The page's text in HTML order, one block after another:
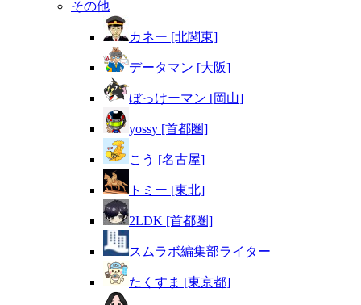
その他
カネー [北関東]
データマン [大阪]
ぼっけーマン [岡山]
yossy [首都圏]
こう [名古屋]
トミー [東北]
2LDK [首都圏]
スムラボ編集部ライター
たくすま [東京都]